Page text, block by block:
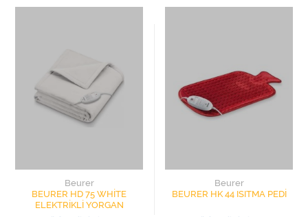
Beurer
BEURER HD 75 WHİTE
ELEKTRİKLİ YORGAN
Beurer
BEURER HK 44 ISITMA PEDİ